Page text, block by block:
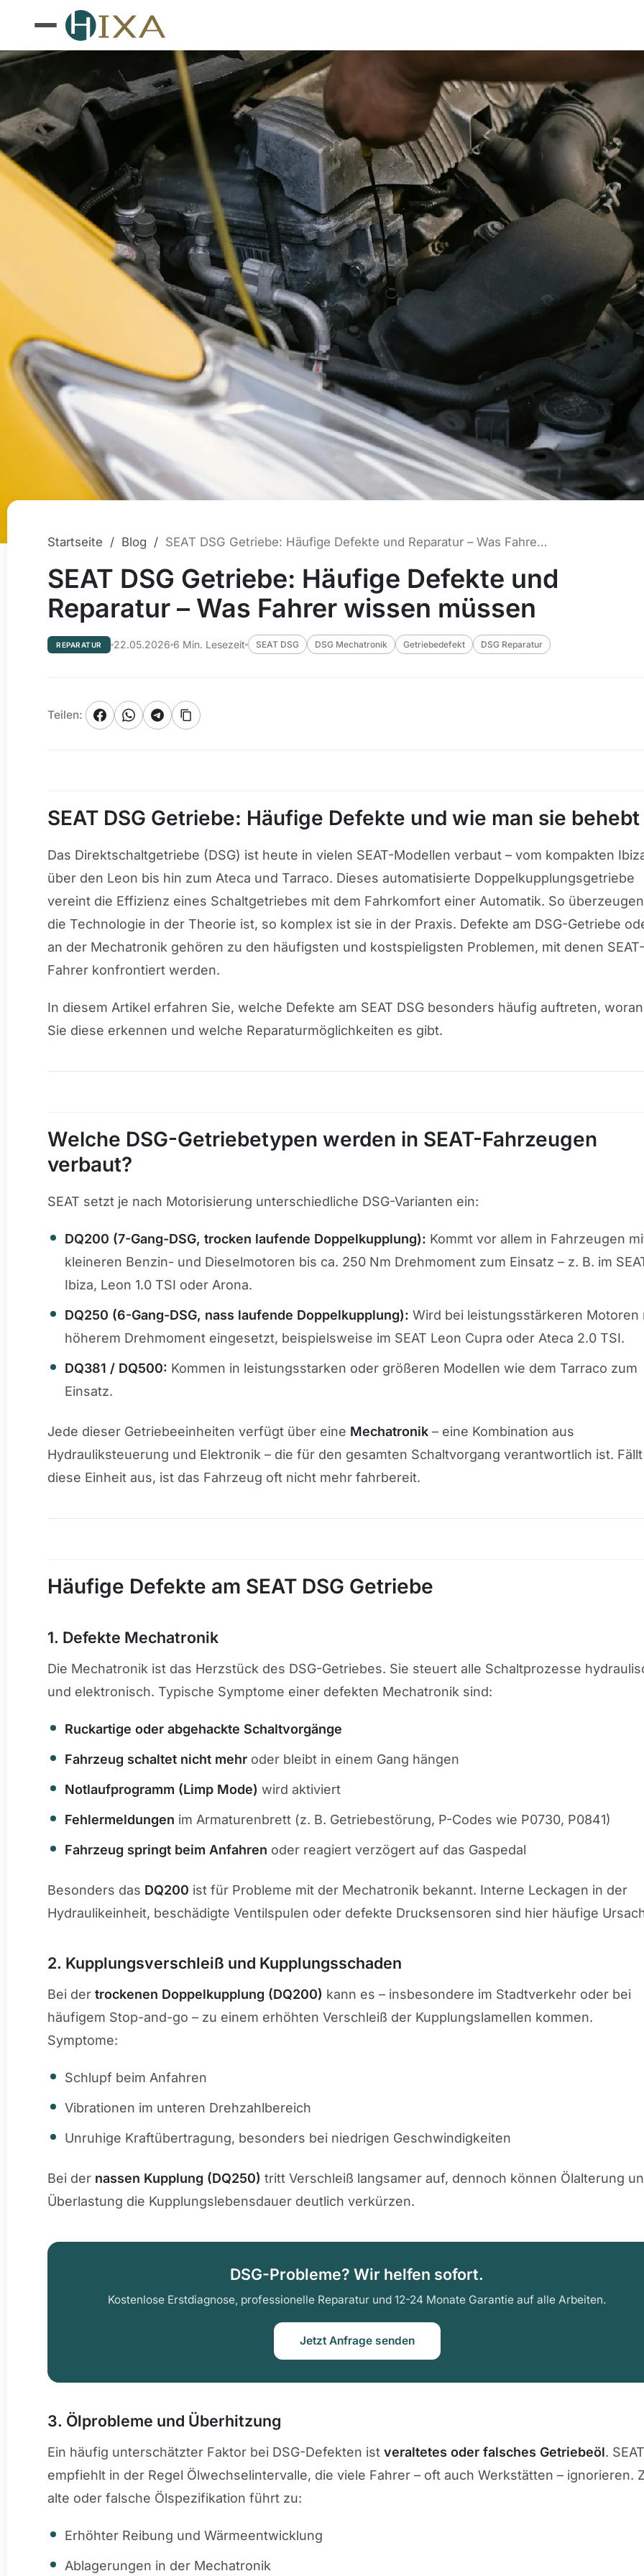
Startseite / Blog / SEAT DSG Getriebe: Häufige Defekte und Reparatur – Was Fahrer wissen müssen
SEAT DSG Getriebe: Häufige Defekte und
Reparatur – Was Fahrer wissen müssen
REPARATUR 22.05.2026 6 Min. Lesezeit SEAT DSG DSG Mechatronik Getriebedefekt DSG Reparatur
Teilen:
SEAT DSG Getriebe: Häufige Defekte und wie man sie behebt
Das Direktschaltgetriebe (DSG) ist heute in vielen SEAT-Modellen verbaut – vom kompakten
über den Leon bis hin zum Ateca und Tarraco. Dieses automatisierte Doppelkupplungsgetriebe
vereint die Effizienz eines Schaltgetriebes mit dem Fahrkomfort einer Automatik. So
die Technologie in der Theorie ist, so komplex ist sie in der Praxis. Defekte am DSG-Getriebe
an der Mechatronik gehören zu den häufigsten und kostspieligsten Problemen, mit denen
Fahrer konfrontiert werden.
In diesem Artikel erfahren Sie, welche Defekte am SEAT DSG besonders häufig auftreten, woran
Sie diese erkennen und welche Reparaturmöglichkeiten es gibt.
Welche DSG-Getriebetypen werden in SEAT-Fahrzeugen
verbaut?
SEAT setzt je nach Motorisierung unterschiedliche DSG-Varianten ein:
DQ200 (7-Gang-DSG, trocken laufende Doppelkupplung): Kommt vor allem in Fahrzeugen
kleineren Benzin- und Dieselmotoren bis ca. 250 Nm Drehmoment zum Einsatz – z. B. im
Ibiza, Leon 1.0 TSI oder Arona.
DQ250 (6-Gang-DSG, nass laufende Doppelkupplung): Wird bei leistungsstärkeren Motoren
höherem Drehmoment eingesetzt, beispielsweise im SEAT Leon Cupra oder Ateca 2.0 TSI.
DQ381 / DQ500: Kommen in leistungsstarken oder größeren Modellen wie dem Tarraco zum
Einsatz.
Jede dieser Getriebeeinheiten verfügt über eine Mechatronik – eine Kombination aus
Hydrauliksteuerung und Elektronik – die für den gesamten Schaltvorgang verantwortlich ist. Fällt
diese Einheit aus, ist das Fahrzeug oft nicht mehr fahrbereit.
Häufige Defekte am SEAT DSG Getriebe
1. Defekte Mechatronik
Die Mechatronik ist das Herzstück des DSG-Getriebes. Sie steuert alle Schaltprozesse
und elektronisch. Typische Symptome einer defekten Mechatronik sind:
Ruckartige oder abgehackte Schaltvorgänge
Fahrzeug schaltet nicht mehr oder bleibt in einem Gang hängen
Notlaufprogramm (Limp Mode) wird aktiviert
Fehlermeldungen im Armaturenbrett (z. B. Getriebestörung, P-Codes wie P0730, P0841)
Fahrzeug springt beim Anfahren oder reagiert verzögert auf das Gaspedal
Besonders das DQ200 ist für Probleme mit der Mechatronik bekannt. Interne Leckagen in der
Hydraulikeinheit, beschädigte Ventilspulen oder defekte Drucksensoren sind hier häufige
2. Kupplungsverschleiß und Kupplungsschaden
Bei dertrockenen Doppelkupplung (DQ200) kann es – insbesondere im Stadtverkehr oder bei
häufigem Stop-and-go – zu einem erhöhten Verschleiß der Kupplungslamellen kommen.
Symptome:
Schlupf beim Anfahren
Vibrationen im unteren Drehzahlbereich
Unruhige Kraftübertragung, besonders bei niedrigen Geschwindigkeiten
Bei der nassen Kupplung (DQ250) tritt Verschleiß langsamer auf, dennoch können Ölalterung
Überlastung die Kupplungslebensdauer deutlich verkürzen.
DSG-Probleme? Wir helfen sofort.
Kostenlose Erstdiagnose, professionelle Reparatur und 12-24 Monate Garantie auf alle Arbeiten.
Jetzt Anfrage senden
3. Ölprobleme und Überhitzung
Ein häufig unterschätzter Faktor bei DSG-Defekten istveraltetes oder falsches Getriebeöl.
empfiehlt in der Regel Ölwechselintervalle, die viele Fahrer – oft auch Werkstätten – ignorieren.
alte oder falsche Ölspezifikation führt zu:
Erhöhter Reibung und Wärmeentwicklung
Ablagerungen in der Mechatronik